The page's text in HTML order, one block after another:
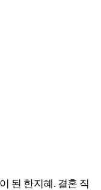
된 한지혜. 결혼 직